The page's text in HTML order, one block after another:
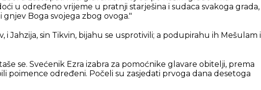
u određeno vrijeme u pratnji starješina i sudaca svakoga grada,
Boga svojega zbog ovoga."
i Jahzija, sin Tikvin, bijahu se usprotivili; a podupirahu ih Mešulam i
se. Svećenik Ezra izabra za pomoćnike glavare obitelji, prema
poimence određeni. Počeli su zasjedati prvoga dana desetoga